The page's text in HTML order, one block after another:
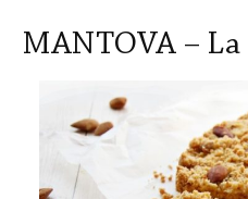
MANTOVA –